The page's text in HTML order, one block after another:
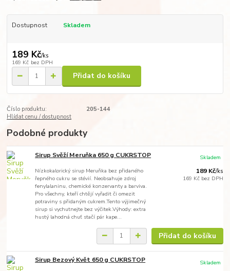
Dostupnost Skladem
189 Kč/ks
169 Kč bez DPH
Přidat do košíku
Číslo produktu:
205-144
Hlídat cenu / dostupnost
Podobné produkty
Sirup Svěží Meruňka 650 g CUKRSTOP
Nízkokalorický sirup Meruňka bez přidaného
řepného cukru se stévií. Neobsahuje zdroj
fenylalaninu, chemické konzervanty a barviva.
Pro všechny, kteří chtějí vyřadit či omezit
potraviny s přidaným cukrem.Tento výjimečný
sirup si vychutnejte bez výčitek.Výhody: extra
hustý lahodná chuť stačí pár kape...
189 Kč/ks
169 Kč bez DPH
Skladem
Přidat do košíku
Sirup Bezový Květ 650 g CUKRSTOP Skladem